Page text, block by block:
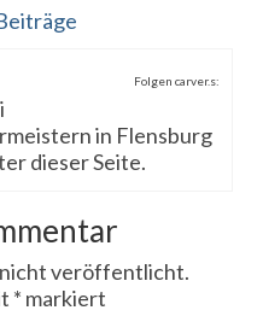
Folgen carver.s:
in Flensburg
dieser Seite.
veröffentlicht.
* markiert